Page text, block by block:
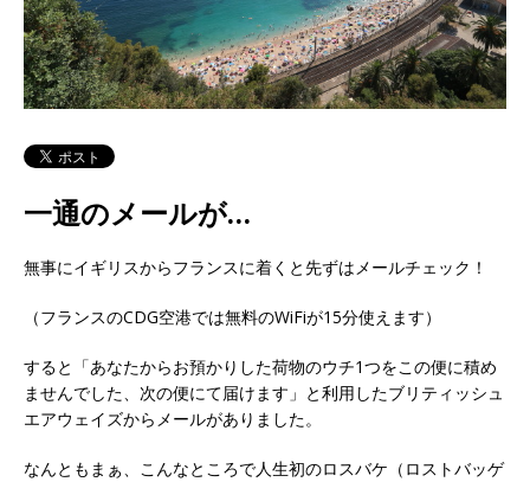
一通のメールが…
無事にイギリスからフランスに着くと先ずはメールチェック！
（フランスのCDG空港では無料のWiFiが15分使えます）
すると「あなたからお預かりした荷物のウチ1つをこの便に積め
ませんでした、次の便にて届けます」と利用したブリティッシュ
エアウェイズからメールがありました。
なんともまぁ、こんなところで人生初のロスバケ（ロストバッゲ